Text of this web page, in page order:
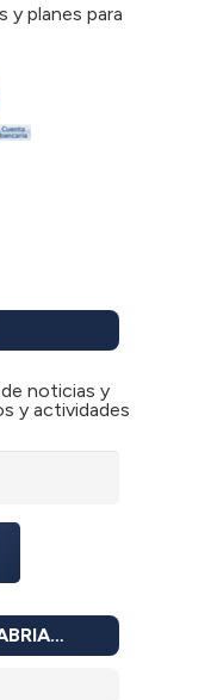
planes para
noticias y
y actividades